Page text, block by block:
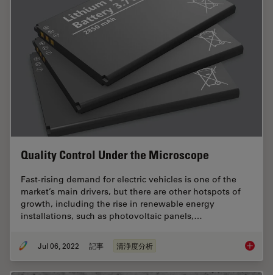
Quality Control Under the Microscope
Fast-rising demand for electric vehicles is one of the
market’s main drivers, but there are other hotspots of
growth, including the rise in renewable energy
installations, such as photovoltaic panels,…
Jul 06, 2022 記事 清浄度分析 Quality